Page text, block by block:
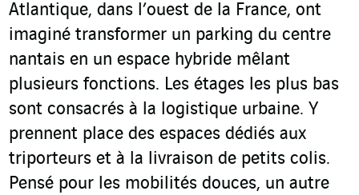
Atlantique, dans l’ouest de la France, ont
imaginé transformer un parking du centre
nantais en un espace hybride mêlant
plusieurs fonctions. Les étages les plus bas
sont consacrés à la logistique urbaine. Y
prennent place des espaces dédiés aux
triporteurs et à la livraison de petits colis.
Pensé pour les mobilités douces, un autre